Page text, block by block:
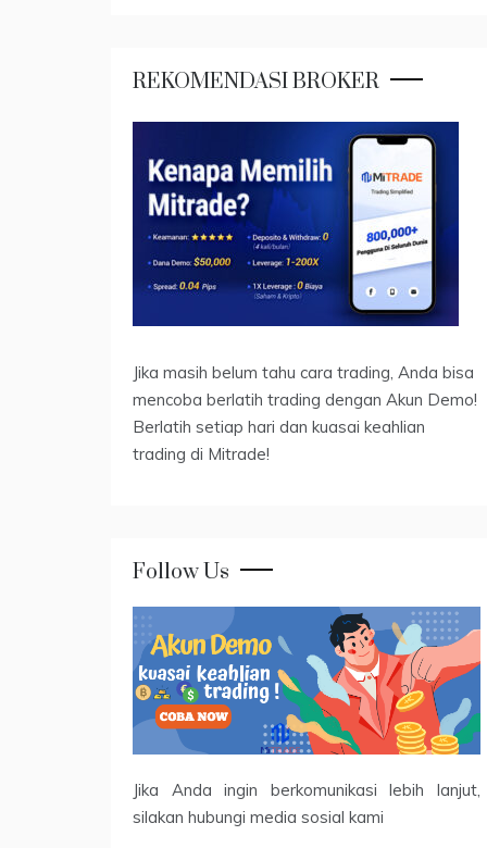
REKOMENDASI BROKER
Jika masih belum tahu cara trading, Anda bisa
mencoba berlatih trading dengan Akun Demo!
Berlatih setiap hari dan kuasai keahlian
trading di Mitrade!
Follow Us
Jika Anda ingin berkomunikasi lebih lanjut,
silakan hubungi media sosial kami